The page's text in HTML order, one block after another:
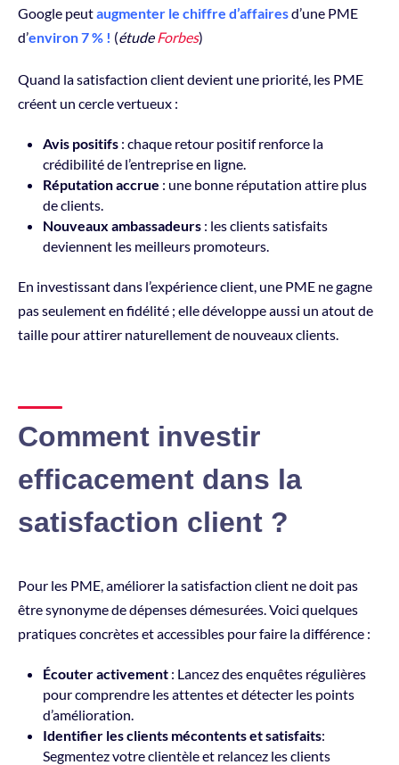
Google peutaugmenter le chiffre d’affairesd’une PME
d’environ 7 % ! (étude Forbes)
Quand la satisfaction client devient une priorité, les PME
créent un cercle vertueux :
Avis positifs : chaque retour positif renforce la
crédibilité de l’entreprise en ligne.
Réputation accrue : une bonne réputation attire plus
de clients.
Nouveaux ambassadeurs : les clients satisfaits
deviennent les meilleurs promoteurs.
En investissant dans l’expérience client, une PME ne gagne
pas seulement en fidélité ; elle développe aussi un atout de
taille pour attirer naturellement de nouveaux clients.
Comment investir
efficacement dans la
satisfaction client ?
Pour les PME, améliorer la satisfaction client ne doit pas
être synonyme de dépenses démesurées. Voici quelques
pratiques concrètes et accessibles pour faire la différence :
Écouter activement : Lancez des enquêtes régulières
pour comprendre les attentes et détecter les points
d’amélioration.
Identifier les clients mécontents et satisfaits:
Segmentez votre clientèle et relancez les clients